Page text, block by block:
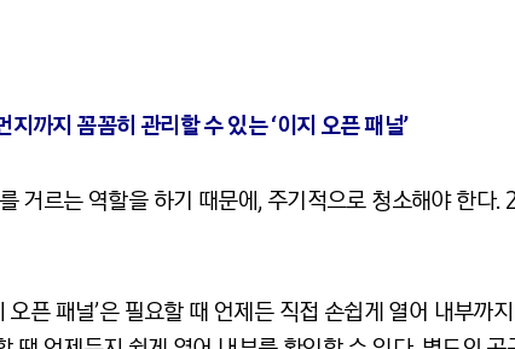
까지 꼼꼼히 관리할 수 있는 ‘이지 오픈 패널’
거르는 역할을 하기 때문에, 주기적으로 청소해야 한다.
픈 패널’은 필요할 때 언제든 직접 손쉽게 열어 내부까